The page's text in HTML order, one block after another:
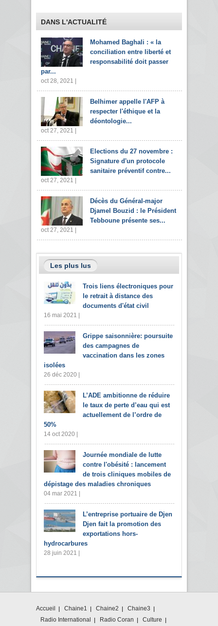
DANS L'ACTUALITÉ
Mohamed Baghali : « la
conciliation entre liberté et
responsabilité doit passer
par...
oct 28, 2021 |
Belhimer appelle l'AFP à
respecter l'éthique et la
déontologie...
oct 27, 2021 |
Elections du 27 novembre :
Signature d'un protocole
sanitaire préventif contre...
oct 27, 2021 |
Décès du Général-major
Djamel Bouzid : le Président
Tebboune présente ses...
oct 27, 2021 |
Les plus lus
Trois liens électroniques pour
le retrait à distance des
documents d'état civil
16 mai 2021 |
Grippe saisonnière: poursuite
des campagnes de
vaccination dans les zones
isolées
26 déc 2020 |
L’ADE ambitionne de réduire
le taux de perte d’eau qui est
actuellement de l’ordre de
50%
14 oct 2020 |
Journée mondiale de lutte
contre l'obésité : lancement
de trois cliniques mobiles de
dépistage des maladies chroniques
04 mar 2021 |
L’entreprise portuaire de Djen
Djen fait la promotion des
exportations hors-
hydrocarbures
28 juin 2021 |
Accueil Chaine1 Chaine2
Chaine3
Radio International
Radio Coran Culture